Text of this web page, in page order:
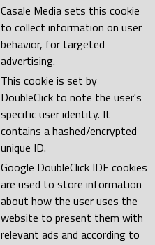
Casale Media sets this cookie
to collect information on user
behavior, for targeted
advertising.
This cookie is set by
DoubleClick to note the user's
specific user identity. It
contains a hashed/encrypted
unique ID.
Google DoubleClick IDE cookies
are used to store information
about how the user uses the
website to present them with
relevant ads and according to